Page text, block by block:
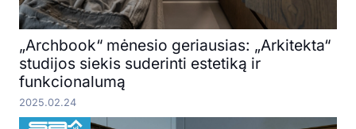
„Archbook“ mėnesio geriausias: „Arkitekta“
studijos siekis suderinti estetiką ir
funkcionalumą
2025.02.24